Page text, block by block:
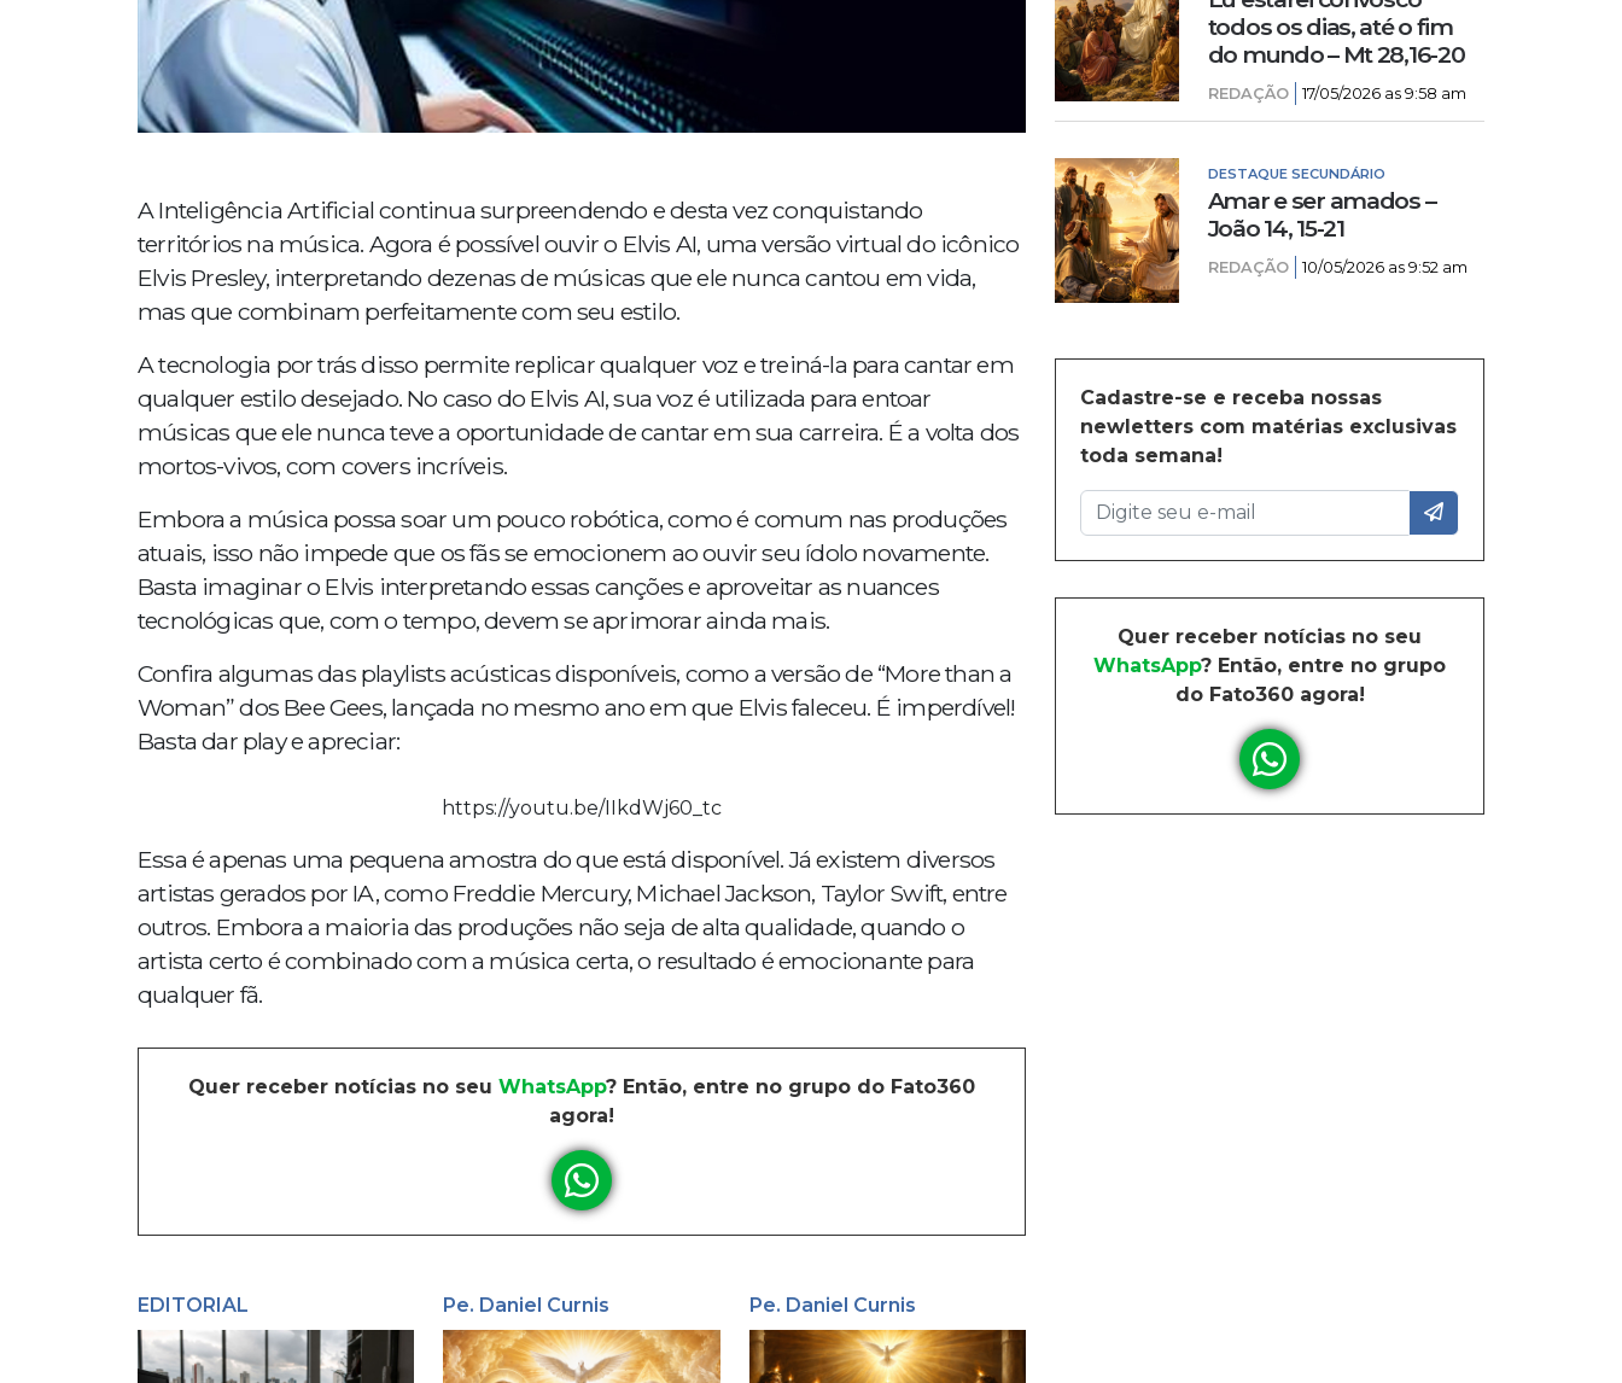
A Inteligência Artificial continua surpreendendo e desta vez conquistando
territórios na música. Agora é possível ouvir o Elvis AI, uma versão virtual do icônico
Elvis Presley, interpretando dezenas de músicas que ele nunca cantou em vida,
mas que combinam perfeitamente com seu estilo.
A tecnologia por trás disso permite replicar qualquer voz e treiná-la para cantar em
qualquer estilo desejado. No caso do Elvis AI, sua voz é utilizada para entoar
músicas que ele nunca teve a oportunidade de cantar em sua carreira. É a volta dos
mortos-vivos, com covers incríveis.
Embora a música possa soar um pouco robótica, como é comum nas produções
atuais, isso não impede que os fãs se emocionem ao ouvir seu ídolo novamente.
Basta imaginar o Elvis interpretando essas canções e aproveitar as nuances
tecnológicas que, com o tempo, devem se aprimorar ainda mais.
Confira algumas das playlists acústicas disponíveis, como a versão de “More than a
Woman” dos Bee Gees, lançada no mesmo ano em que Elvis faleceu. É imperdível!
Basta dar play e apreciar:
https://youtu.be/IIkdWj60_tc
Essa é apenas uma pequena amostra do que está disponível. Já existem diversos
artistas gerados por IA, como Freddie Mercury, Michael Jackson, Taylor Swift, entre
outros. Embora a maioria das produções não seja de alta qualidade, quando o
artista certo é combinado com a música certa, o resultado é emocionante para
qualquer fã.
Quer receber notícias no seu WhatsApp? Então, entre no grupo do Fato360
agora!
EDITORIAL Pe. Daniel Curnis Pe. Daniel Curnis
todos os dias, até o fim
do mundo – Mt 28,16-20
REDAÇÃO 17/05/2026 as 9:58 am
DESTAQUE SECUNDÁRIO
Amar e ser amados –
João 14, 15-21
REDAÇÃO 10/05/2026 as 9:52 am
Cadastre-se e receba nossas
newletters com matérias exclusivas
toda semana!
Quer receber notícias no seu
WhatsApp? Então, entre no grupo
do Fato360 agora!